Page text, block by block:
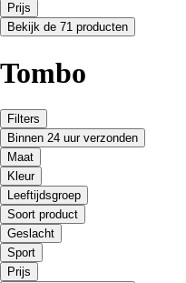
Prijs
Bekijk de 71 producten
Tombo
Filters
Binnen 24 uur verzonden
Maat
Kleur
Leeftijdsgroep
Soort product
Geslacht
Sport
Prijs